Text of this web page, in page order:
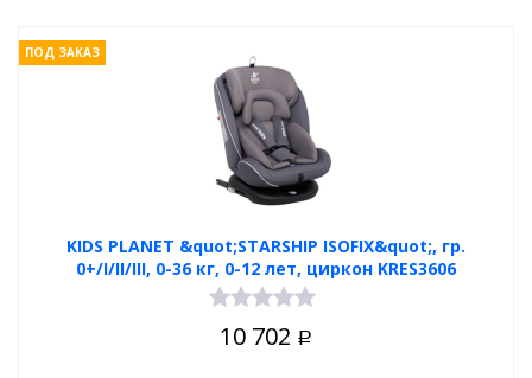
KIDS PLANET &quot;STARSHIP ISOFIX&quot;, гр.
0+/I/II/III, 0-36 кг, 0-12 лет, циркон KRES3606
ПОД ЗАКАЗ
10 702 Р